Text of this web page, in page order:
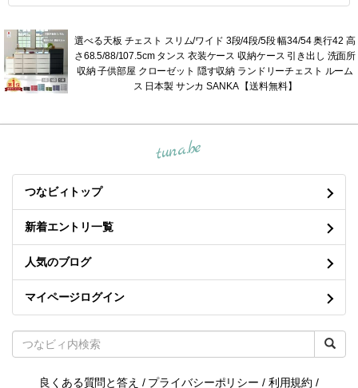
選べる天板 チェスト スリム/ワイド 3段/4段/5段 幅34/54 奥行42 高
さ68.5/88/107.5cm タンス 衣装ケース 収納ケース 引き出し 洗面所
収納 子供部屋 クローゼット 隠す収納 ランドリーチェスト ルーム
ス 日本製 サンカ SANKA 【送料無料】
tuna.be
つなビィトップ
新着エントリ一覧
人気のブログ
マイページログイン
良くある質問と答え / プライバシーポリシー / 利用規約 /